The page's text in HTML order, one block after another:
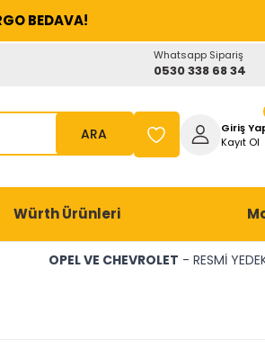
BEDAVA!
Whatsapp Sipariş
0530 338 68 34
ARA
Giriş
Kayıt Ol
Würth Ürünleri
OPEL VE CHEVROLET - RESMİ